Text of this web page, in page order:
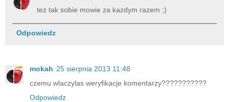
tez tak sobie mowie za kazdym razem ;)
Odpowiedz
mokah 25 sierpnia 2013 11:48
czemu wlaczylas weryfikacje komentarzy???????????
Odpowiedz